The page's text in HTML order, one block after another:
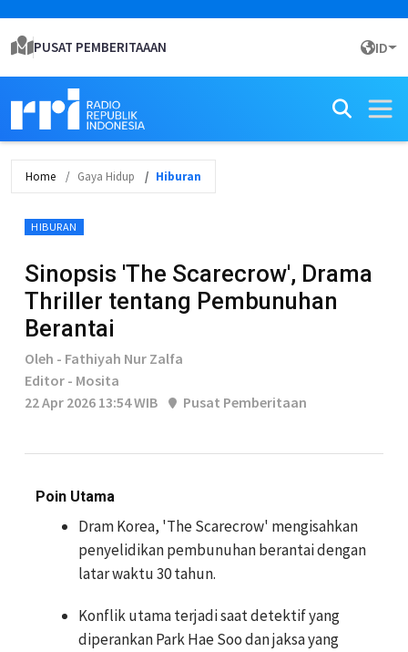
PUSAT PEMBERITAAAN ID
Home Gaya Hidup Hiburan
HIBURAN
Sinopsis 'The Scarecrow', Drama
Thriller tentang Pembunuhan
Berantai
Oleh - Fathiyah Nur Zalfa
Editor - Mosita
22 Apr 2026 13:54 WIB
Pusat Pemberitaan
Poin Utama
Dram Korea, 'The Scarecrow' mengisahkan
penyelidikan pembunuhan berantai dengan
latar waktu 30 tahun.
Konflik utama terjadi saat detektif yang
diperankan Park Hae Soo dan jaksa yang